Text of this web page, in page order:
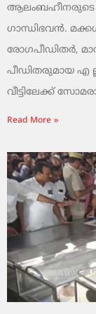
ആലംബഹീനരുടെ
ഗാന്ധിഭവന്‍.
രോഗപീഡിതര്‍,
പീഡിതരുമായ എ
വീട്ടിലേക്ക്
Read More »